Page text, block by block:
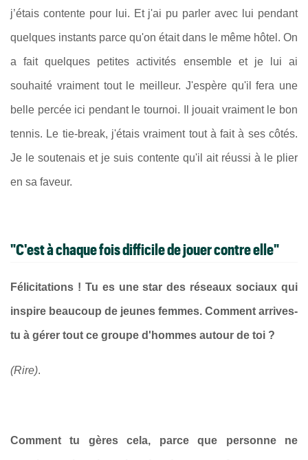
j’étais contente pour lui. Et j'ai pu parler avec lui pendant
quelques instants parce qu'on était dans le même hôtel. On
a fait quelques petites activités ensemble et je lui ai
souhaité vraiment tout le meilleur. J'espère qu'il fera une
belle percée ici pendant le tournoi. Il jouait vraiment le bon
tennis. Le tie-break, j'étais vraiment tout à fait à ses côtés.
Je le soutenais et je suis contente qu'il ait réussi à le plier
en sa faveur.
"C'est à chaque fois difficile de jouer contre elle"
Félicitations ! Tu es une star des réseaux sociaux qui
inspire beaucoup de jeunes femmes. Comment arrives-
tu à gérer tout ce groupe d'hommes autour de toi ?
(Rire).
Comment tu gères cela, parce que personne ne